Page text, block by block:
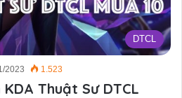
DTCL
2023 1.523
Thuật Sư DTCL